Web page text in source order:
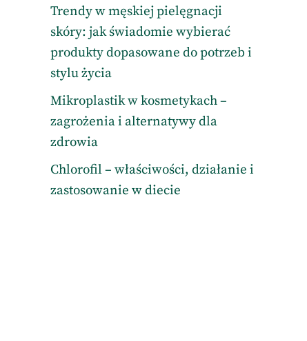
Trendy w męskiej pielęgnacji
skóry: jak świadomie wybierać
produkty dopasowane do potrzeb i
stylu życia
Mikroplastik w kosmetykach –
zagrożenia i alternatywy dla
zdrowia
Chlorofil – właściwości, działanie i
zastosowanie w diecie